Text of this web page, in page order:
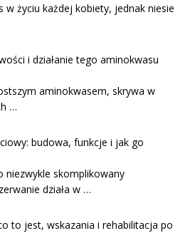
w życiu każdej kobiety, jednak niesie
i działanie tego aminokwasu
aminokwasem, skrywa w
…
budowa, funkcje i jak go
niezwykle skomplikowany
działa w …
to jest, wskazania i rehabilitacja po